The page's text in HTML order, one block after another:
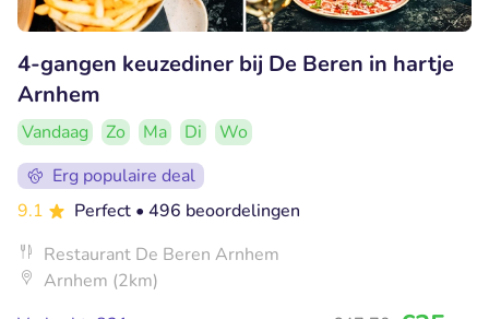
4-gangen keuzediner bij De Beren in hartje
Arnhem
Vandaag Zo Ma Di
Wo
Erg populaire deal
9.1
Perfect • 496 beoordelingen
Restaurant De Beren Arnhem
Arnhem (2km)